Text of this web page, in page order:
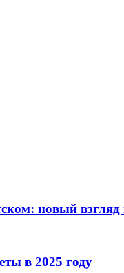
новый взгляд
в 2025 году